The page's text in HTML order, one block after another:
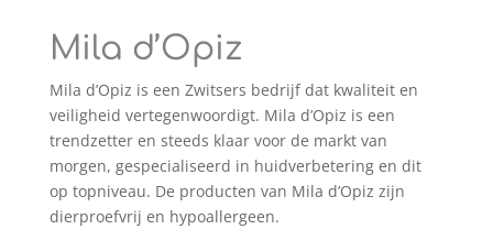
Mila d’Opiz
Mila d’Opiz is een Zwitsers bedrijf dat kwaliteit en
veiligheid vertegenwoordigt. Mila d’Opiz is een
trendzetter en steeds klaar voor de markt van
morgen, gespecialiseerd in huidverbetering en dit
op topniveau. De producten van Mila d’Opiz zijn
dierproefvrij en hypoallergeen.